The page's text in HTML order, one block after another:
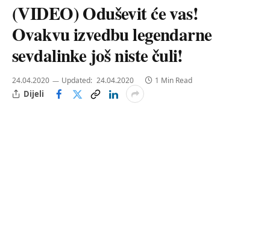
(VIDEO) Oduševit će vas!
Ovakvu izvedbu legendarne
sevdalinke još niste čuli!
24.04.2020 Updated: 24.04.2020 1 Min Read
Dijeli